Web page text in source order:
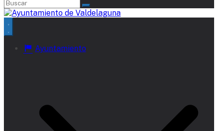
Ayuntamiento